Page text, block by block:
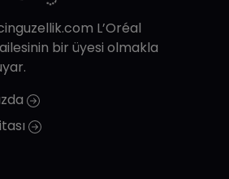
L’Oréal
bir üyesi olmakla